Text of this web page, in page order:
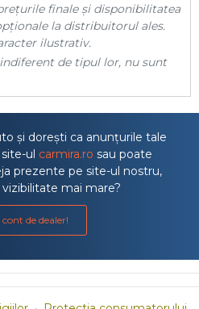
finale și disponibilitatea
la distribuitorul ales.
ilustrativ.
de tipul lor, nu sunt
și dorești ca anunțurile tale
ul carmira.ro sau poate
prezente pe site-ul nostru,
mai mare?
cont de dealer!